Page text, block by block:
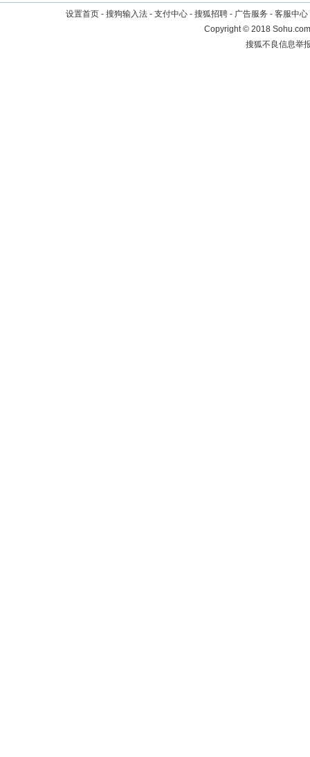
设置首页 - 搜狗输入法 - 支付中心 - 搜狐招聘 - 广告服务 - 客服中心
Copyright©2018
搜狐不良信息举